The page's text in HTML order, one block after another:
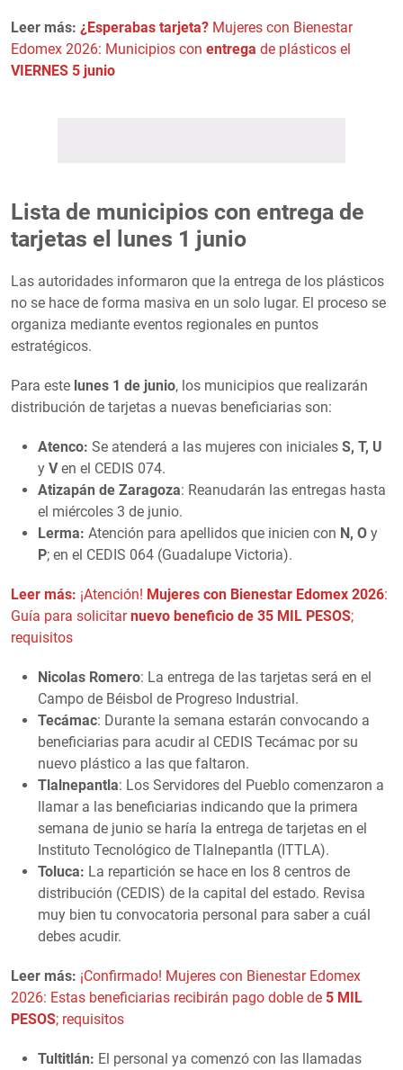
Leer más: ¿Esperabas tarjeta? Mujeres con Bienestar
Edomex 2026: Municipios con entrega de plásticos el
VIERNES 5 junio
Lista de municipios con entrega de
tarjetas el lunes 1 junio
Las autoridades informaron que la entrega de los plásticos
no se hace de forma masiva en un solo lugar. El proceso se
organiza mediante eventos regionales en puntos
estratégicos.
Para este lunes 1 de junio, los municipios que realizarán
distribución de tarjetas a nuevas beneficiarias son:
Atenco: Se atenderá a las mujeres con iniciales S, T, U
y Ven el CEDIS 074.
Atizapán de Zaragoza: Reanudarán las entregas hasta
el miércoles 3 de junio.
Lerma: Atención para apellidos que inicien con N, O y
P; en el CEDIS 064 (Guadalupe Victoria).
Leer más: ¡Atención! Mujeres con Bienestar Edomex 2026:
Guía para solicitarnuevo beneficio de 35 MIL PESOS;
requisitos
Nicolas Romero: La entrega de las tarjetas será en el
Campo de Béisbol de Progreso Industrial.
Tecámac: Durante la semana estarán convocando a
beneficiarias para acudir al CEDIS Tecámac por su
nuevo plástico a las que faltaron.
Tlalnepantla: Los Servidores del Pueblo comenzaron a
llamar a las beneficiarias indicando que la primera
semana de junio se haría la entrega de tarjetas en el
Instituto Tecnológico de Tlalnepantla (ITTLA).
Toluca: La repartición se hace en los 8 centros de
distribución (CEDIS) de la capital del estado. Revisa
muy bien tu convocatoria personal para saber a cuál
debes acudir.
Leer más: ¡Confirmado! Mujeres con Bienestar Edomex
2026: Estas beneficiarias recibirán pago doble de 5 MIL
PESOS; requisitos
Tultitlán: El personal ya comenzó con las llamadas